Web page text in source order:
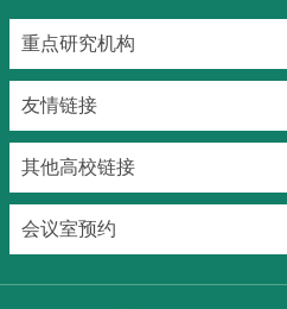
重点研究机构
友情链接
其他高校链接
会议室预约